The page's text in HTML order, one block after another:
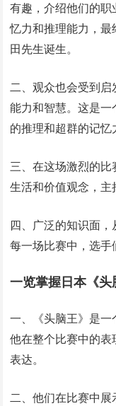
有趣，介绍他们的
忆力和推理能力，
田先生诞生。
二、观众也会受到
能力和智慧。这是一
的推理和超群的记忆
三、在这场激烈的
生活和价值观念，主
四、广泛的知识面
每一场比赛中，选手
一览掌握日本《头
一、《头脑王》是一
他在整个比赛中的表
表达。
二、他们在比赛中